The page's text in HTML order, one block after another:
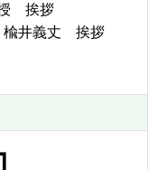
授 挨拶
楡井義丈 挨拶